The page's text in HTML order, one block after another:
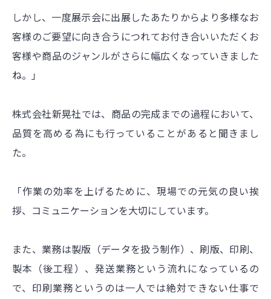
しかし、一度展示会に出展したあたりからより多様なお
客様のご要望に向き合うにつれてお付き合いいただくお
客様や商品のジャンルがさらに幅広くなっていきました
ね。」
株式会社新晃社では、商品の完成までの過程において、
品質を高める為にも行っていることがあると聞きまし
た。
「作業の効率を上げるために、現場での元気の良い挨
拶、コミュニケーションを大切にしています。
また、業務は製版（データを扱う制作）、刷版、印刷、
製本（後工程）、発送業務という流れになっているの
で、印刷業務というのは一人では絶対できない仕事で